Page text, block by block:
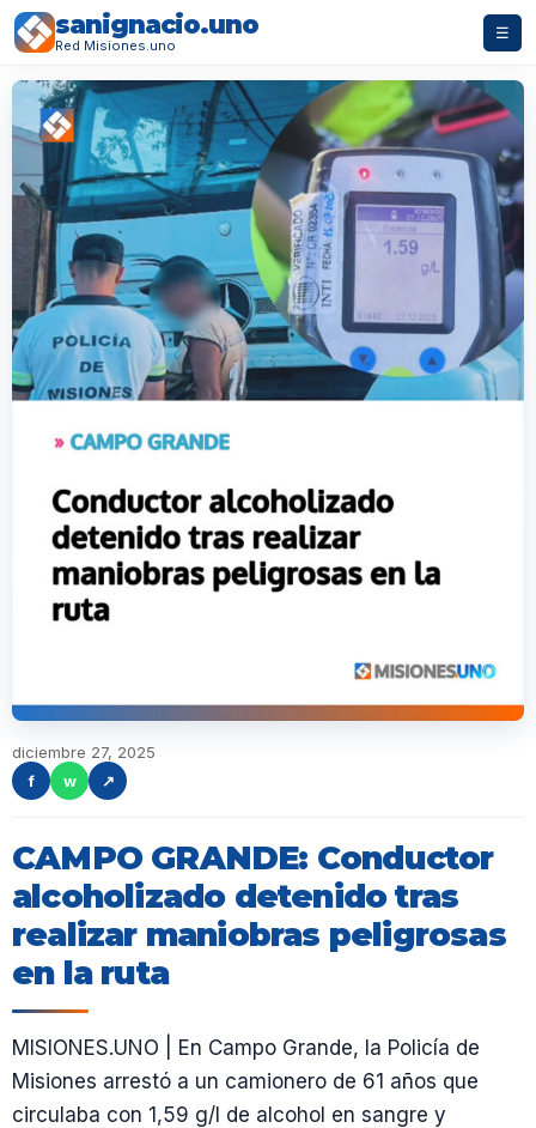
sanignacio.uno
Red Misiones.uno
☰
diciembre 27, 2025
f
w ↗
CAMPO GRANDE: Conductor
alcoholizado detenido tras
realizar maniobras peligrosas
en la ruta
MISIONES.UNO | En Campo Grande, la Policía de
Misiones arrestó a un camionero de 61 años que
circulaba con 1,59 g/l de alcohol en sangre y